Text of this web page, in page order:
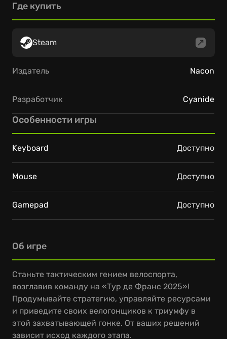
Об игре
Станьте тактическим гением велоспорта,
возглавив команду на «Тур де Франс 2025»!
Продумывайте стратегию, управляйте ресурсами
и приведите своих велогонщиков к триумфу в
этой захватывающей гонке. От ваших решений
зависит исход каждого этапа.
Где купить
Steam
Издатель Nacon
Разработчик Cyanide
Особенности игры
Keyboard Доступно
Mouse Доступно
Gamepad Доступно